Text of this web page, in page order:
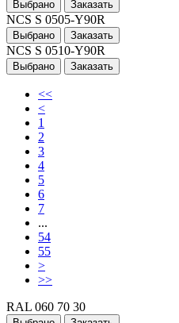
Выбрано Заказать
NCS S 0505-Y90R
Выбрано Заказать
NCS S 0510-Y90R
Выбрано Заказать
<<
<
1
2
3
4
5
6
7
...
54
55
>
>>
RAL 060 70 30